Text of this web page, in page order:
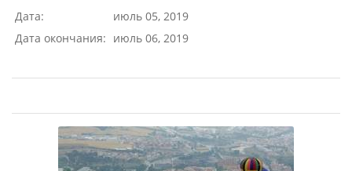
Дата:
июль 05, 2019
Дата окончания: июль 06, 2019